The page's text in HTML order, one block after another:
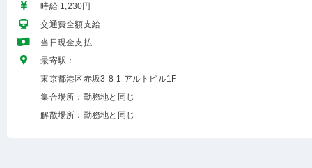
時給 1,230円
交通費全額支給
当日現金支払
最寄駅：-
東京都港区赤坂3-8-1 アルトビル1F
集合場所：勤務地と同じ
解散場所：勤務地と同じ